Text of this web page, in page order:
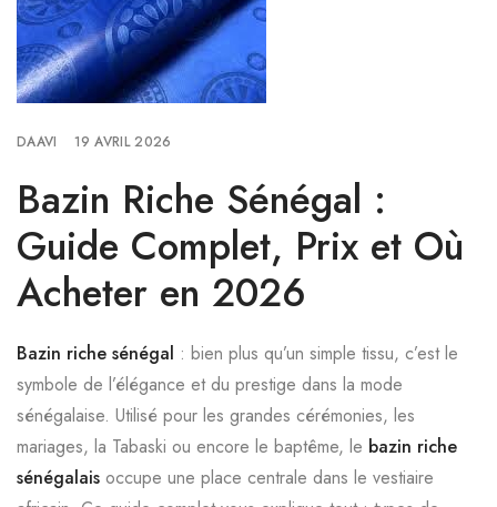
DAAVI 19 AVRIL 2026
Bazin Riche Sénégal :
Guide Complet, Prix et Où
Acheter en 2026
Bazin riche sénégal : bien plus qu’un simple tissu, c’est le
symbole de l’élégance et du prestige dans la mode
sénégalaise. Utilisé pour les grandes cérémonies, les
mariages, la Tabaski ou encore le baptême, le bazin riche
sénégalais occupe une place centrale dans le vestiaire